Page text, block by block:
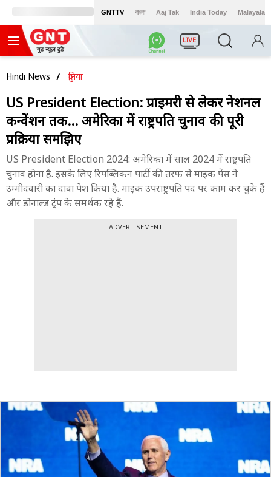
GNTTV বাংলা Aaj Tak India Today Malayalam
LIVE
Hindi News दुनिया
US President Election: प्राइमरी से लेकर नेशनल
कन्वेंशन तक... अमेरिका में राष्ट्रपति चुनाव की पूरी
प्रक्रिया समझिए
US President Election 2024: अमेरिका में साल 2024 में राष्ट्रपति
चुनाव होना है. इसके लिए रिपब्लिकन पार्टी की तरफ से माइक पेंस ने
उम्मीदवारी का दावा पेश किया है. माइक उपराष्ट्रपति पद पर काम कर चुके हैं
और डोनाल्ड ट्रंप के समर्थक रहे हैं.
ADVERTISEMENT